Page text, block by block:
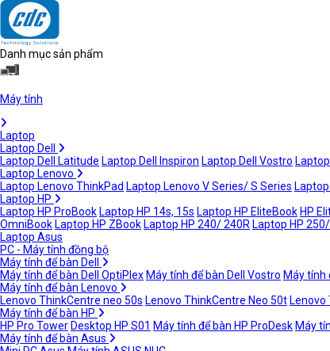
Danh mục sản phẩm
Máy tính
Laptop
Laptop Dell
Laptop Dell Latitude Laptop Dell Inspiron Laptop Dell Vostro
Laptop Lenovo
Laptop Lenovo ThinkPad Laptop Lenovo V Series/ S Series
Laptop HP
Laptop HP ProBook Laptop HP 14s, 15s Laptop HP EliteBook HP
OmniBook Laptop HP ZBook Laptop HP 240/ 240R Laptop HP
Laptop Asus
PC - Máy tính đồng bộ
Máy tính để bàn Dell
Máy tính để bàn Dell OptiPlex Máy tính để bàn Dell Vostro Máy tính
Máy tính để bàn Lenovo
Lenovo ThinkCentre neo 50s Lenovo ThinkCentre Neo 50t
Máy tính để bàn HP
HP Pro Tower Desktop HP S01 Máy tính để bàn HP ProDesk Máy
Máy tính để bàn Asus